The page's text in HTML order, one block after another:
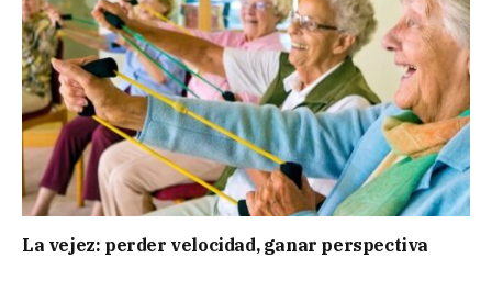
La vejez: perder velocidad, ganar perspectiva